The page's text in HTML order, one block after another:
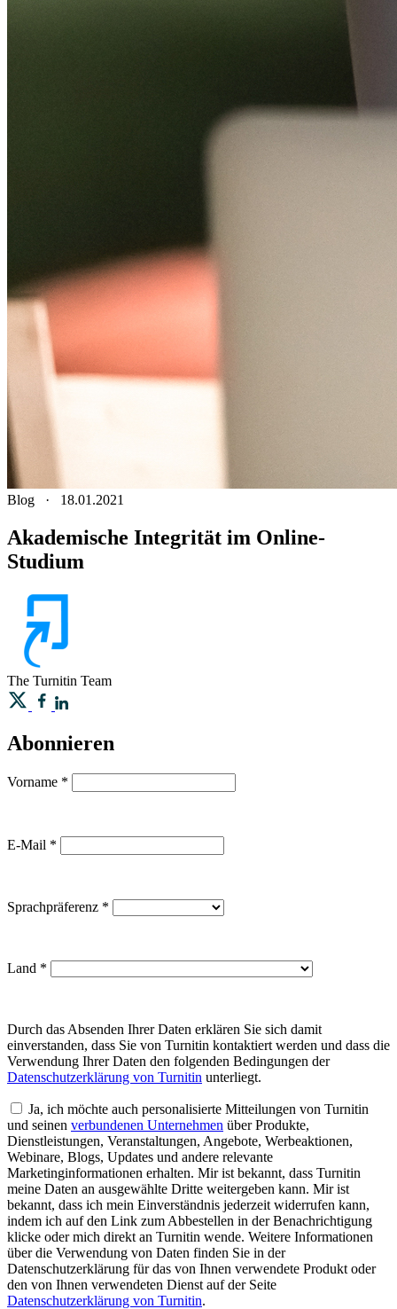
Blog · 18.01.2021
Akademische Integrität im Online-
Studium
The Turnitin Team
Abonnieren
Vorname *
E-Mail *
Sprachpräferenz *
Land *
Durch das Absenden Ihrer Daten erklären Sie sich damit
einverstanden, dass Sie von Turnitin kontaktiert werden und dass die
Verwendung Ihrer Daten den folgenden Bedingungen der
Datenschutzerklärung von Turnitin unterliegt.
Ja, ich möchte auch personalisierte Mitteilungen von Turnitin
und seinen verbundenen Unternehmen über Produkte,
Dienstleistungen, Veranstaltungen, Angebote, Werbeaktionen,
Webinare, Blogs, Updates und andere relevante
Marketinginformationen erhalten. Mir ist bekannt, dass Turnitin
meine Daten an ausgewählte Dritte weitergeben kann. Mir ist
bekannt, dass ich mein Einverständnis jederzeit widerrufen kann,
indem ich auf den Link zum Abbestellen in der Benachrichtigung
klicke oder mich direkt an Turnitin wende. Weitere Informationen
über die Verwendung von Daten finden Sie in der
Datenschutzerklärung für das von Ihnen verwendete Produkt oder
den von Ihnen verwendeten Dienst auf der Seite
Datenschutzerklärung von Turnitin.